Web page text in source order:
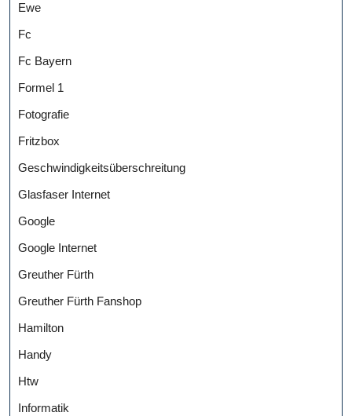
Ewe
Fc
Fc Bayern
Formel 1
Fotografie
Fritzbox
Geschwindigkeitsüberschreitung
Glasfaser Internet
Google
Google Internet
Greuther Fürth
Greuther Fürth Fanshop
Hamilton
Handy
Htw
Informatik